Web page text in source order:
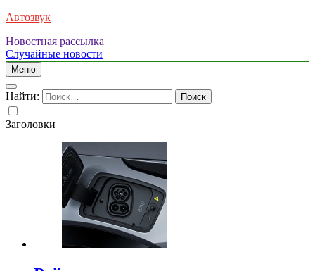
Автозвук
Новостная рассылка
Случайные новости
Меню
Найти:
Заголовки